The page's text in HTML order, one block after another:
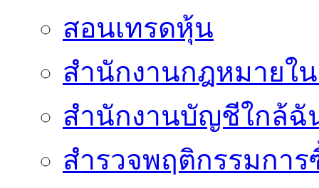
สอนเทรดหุ้น
สำนักงานกฎหมายใ
สำนักงานบัญชีใกล้ฉั
สำรวจพฤติกรรมการ